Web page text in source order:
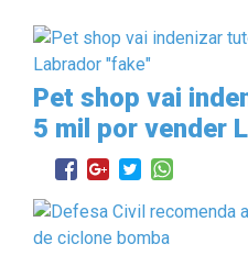
Pet shop vai
5 mil por vender